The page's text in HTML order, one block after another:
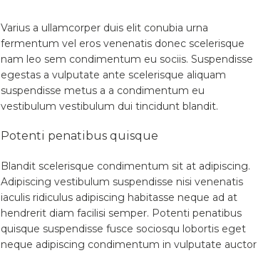
Varius a ullamcorper duis elit conubia urna
fermentum vel eros venenatis donec scelerisque
nam leo sem condimentum eu sociis. Suspendisse
egestas a vulputate ante scelerisque aliquam
suspendisse metus a a condimentum eu
vestibulum vestibulum dui tincidunt blandit.
Potenti penatibus quisque
Blandit scelerisque condimentum sit at adipiscing.
Adipiscing vestibulum suspendisse nisi venenatis
iaculis ridiculus adipiscing habitasse neque ad at
hendrerit diam facilisi semper. Potenti penatibus
quisque suspendisse fusce sociosqu lobortis eget
neque adipiscing condimentum in vulputate auctor